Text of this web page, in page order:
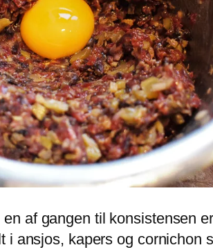
af gangen til konsistensen
i ansjos, kapers og cornichon